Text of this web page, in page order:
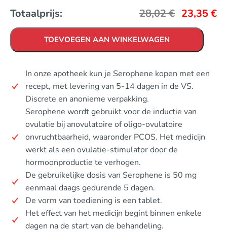
Totaalprijs: 28,02€ 23,35€
TOEVOEGEN AAN WINKELWAGEN
In onze apotheek kun je Serophene kopen met een
recept, met levering van 5-14 dagen in de VS.
Discrete en anonieme verpakking.
Serophene wordt gebruikt voor de inductie van
ovulatie bij anovulatoire of oligo-ovulatoire
onvruchtbaarheid, waaronder PCOS. Het medicijn
werkt als een ovulatie-stimulator door de
hormoonproductie te verhogen.
De gebruikelijke dosis van Serophene is 50 mg
eenmaal daags gedurende 5 dagen.
De vorm van toediening is een tablet.
Het effect van het medicijn begint binnen enkele
dagen na de start van de behandeling.